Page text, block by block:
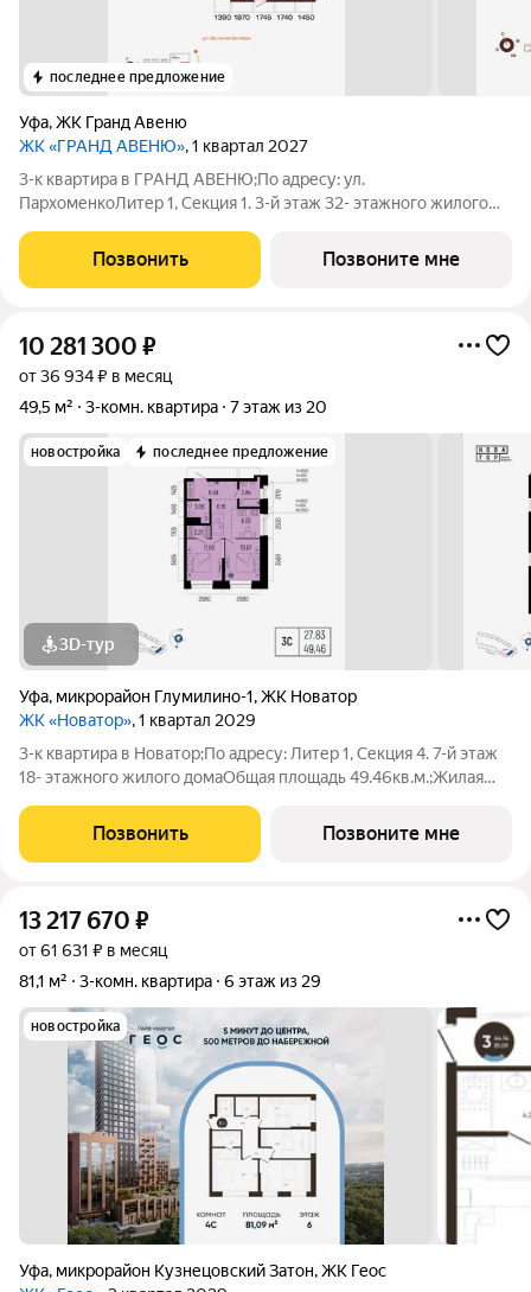
последнее предложение
Уфа,ЖК Гранд Авеню
ЖК «ГРАНД АВЕНЮ», 1 квартал 2027
3-к квартира в ГРАНД АВЕНЮ;По адресу: ул.
ПархоменкоЛитер 1, Секция 1. 3-й этаж 32- этажного жилого
ГК "Первый Трест".Срок окончания строительства: 1 квартал
2027 года.Квартира с свободной
Позвонить Позвоните мне
10 281 300 ₽
от 36 934 ₽ в месяц
49,5 м²
3-комн. квартира 7 этаж из 20
новостройка последнее предложение
3D-тур
Уфа, микрорайон Глумилино-1,ЖК Новатор
ЖК «Новатор», 1 квартал 2029
3-к квартира в Новатор;По адресу: Литер 1, Секция 4. 7-й этаж
18- этажного жилого домаОбщая площадь 49.46кв.м.;Жилая
строительства: 1 квартал 2029 года.Просим представителей
агентств
Позвонить Позвоните мне
13 217 670 ₽
от 61 631 ₽ в месяц
81,1 м²
3-комн. квартира 6 этаж из 29
новостройка
Уфа, микрорайон Кузнецовский Затон,ЖК Геос